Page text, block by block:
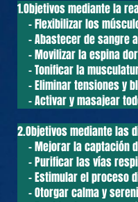
1.Objetivos mediante la
- Flexibilizar los
- Abastecer de sangre
- Movilizar la espina
- Tonificar la
- Eliminar tensiones y
- Activar y masajear
2.Objetivos mediante las
- Mejorar la captación
- Purificar las vías
- Estimular el proceso
- Otorgar calma y